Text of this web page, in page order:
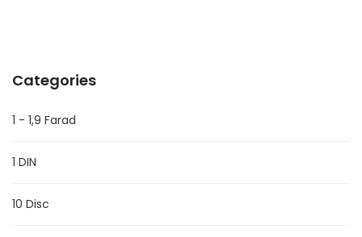
Categories
1 - 1,9 Farad
1 DIN
10 Disc